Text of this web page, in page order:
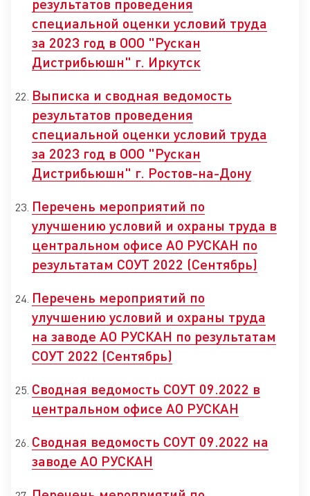
специальной оценки условий труда
за 2023 год в ООО "Рускан
Дистрибьюшн" г. Иркутск
Выписка и сводная ведомость
результатов проведения
специальной оценки условий труда
за 2023 год в ООО "Рускан
Дистрибьюшн" г. Ростов-на-Дону
Перечень мероприятий по
улучшению условий и охраны труда в
центральном офисе АО РУСКАН по
результатам СОУТ 2022 (Сентябрь)
Перечень мероприятий по
улучшению условий и охраны труда
на заводе АО РУСКАН по результатам
СОУТ 2022 (Сентябрь)
Сводная ведомость СОУТ 09.2022 в
центральном офисе АО РУСКАН
Сводная ведомость СОУТ 09.2022 на
заводе АО РУСКАН